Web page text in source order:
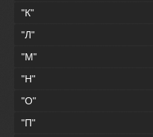
"К"
"Л"
"М"
"Н"
"О"
"П"